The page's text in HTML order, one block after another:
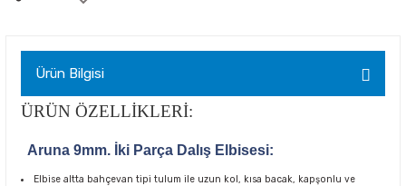
Ürün Bilgisi
ÜRÜN ÖZELLİKLERİ:
Aruna 9mm. İki Parça Dalış Elbisesi:
Elbise altta bahçevan tipi tulum ile uzun kol, kısa bacak, kapşonlu ve